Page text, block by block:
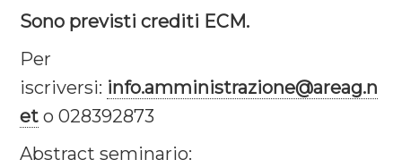
Sono previsti crediti ECM.
Per
iscriversi: info.amministrazione@areag.n
et o 028392873
Abstract seminario: